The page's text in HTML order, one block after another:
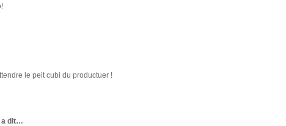
le peit cubi du productuer !
a dit…